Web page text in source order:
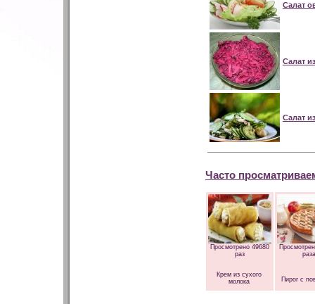
Салат
Салат
Салат
Часто
Просмотрено 49680
раз
Крем из сухого
молока
раза
Пирог с